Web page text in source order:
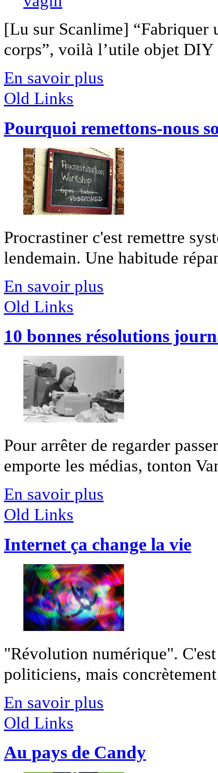
[Lu sur Scanlime] “Fabriquer
corps”, voilà l’utile objet
En savoir plus
Old Links
Pourquoi remettons-nous
Procrastiner c'est remettre
lendemain. Une habitude
En savoir plus
Old Links
10 bonnes résolutions
Pour arrêter de regarder
emporte les médias, tonton
En savoir plus
Old Links
Internet ça change la vie
"Révolution numérique".
politiciens, mais
En savoir plus
Old Links
Au pays de Candy